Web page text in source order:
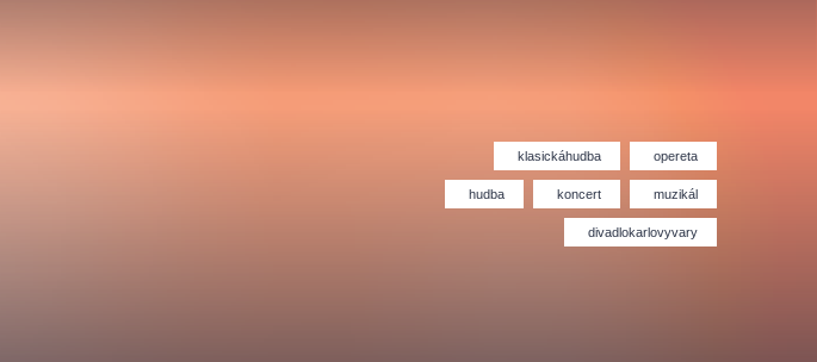
klasickáhudba opereta
hudba koncert muzikál
divadlokarlovyvary
Divadlo Hybernia
v Novoměstské radnici
Filmový orchestr Praha
(FOP)